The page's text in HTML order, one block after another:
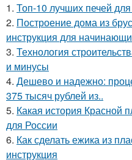
1. Топ-10 лучших печей
2. Построение дома из
инструкция для
3. Технология
и минусы
4. Дешево и надежно:
375 тысяч рублей из..
5. Какая история Красной
для России
6. Как сделать ежика из
инструкция